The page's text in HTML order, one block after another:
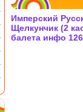
Имперский
Щелкунчик (2
балета инфо